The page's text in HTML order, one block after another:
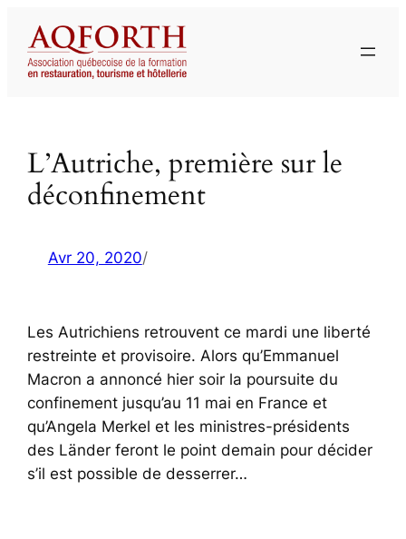
contenu
L’Autriche, première sur le
déconfinement
Avr 20, 2020/
Les Autrichiens retrouvent ce mardi une liberté
restreinte et provisoire. Alors qu’Emmanuel
Macron a annoncé hier soir la poursuite du
confinement jusqu’au 11 mai en France et
qu’Angela Merkel et les ministres-présidents
des Länder feront le point demain pour décider
s’il est possible de desserrer…